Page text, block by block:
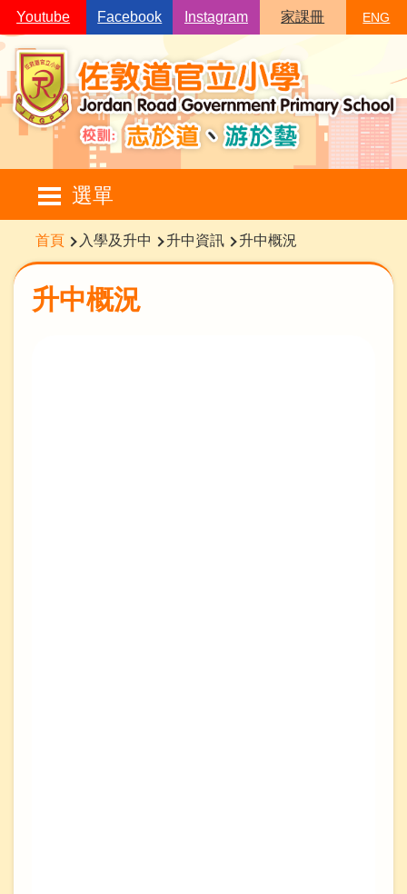
移至主內容
Youtube Facebook Instagram 家課冊 ENG
選單
Main
navigation
導
航
連
首頁 入學及升中 升中資訊 升中概況
升中概況